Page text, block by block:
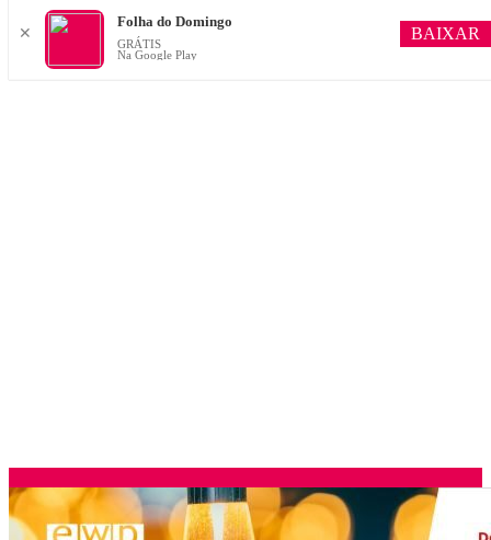
✕
Folha do Domingo
GRÁTIS
Na Google Play
BAIXAR